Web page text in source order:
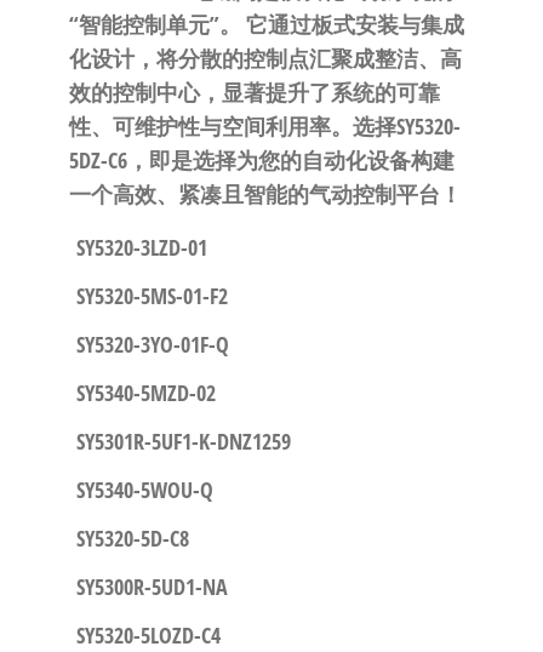
“智能控制单元”。
​ 它通过板式安装与集成
化设计，将分散的控制点汇聚成整洁、高
效的控制中心，显著提升了系统的可靠
性、可维护性与空间利用率。 选择SY5320-
5DZ-C6，即是选择为您的自动化设备构建
一个高效、紧凑且智能的气动控制平台！
SY5320-3LZD-01
SY5320-5MS-01-F2
SY5320-3YO-01F-Q
SY5340-5MZD-02
SY5301R-5UF1-K-DNZ1259
SY5340-5WOU-Q
SY5320-5D-C8
SY5300R-5UD1-NA
SY5320-5LOZD-C4